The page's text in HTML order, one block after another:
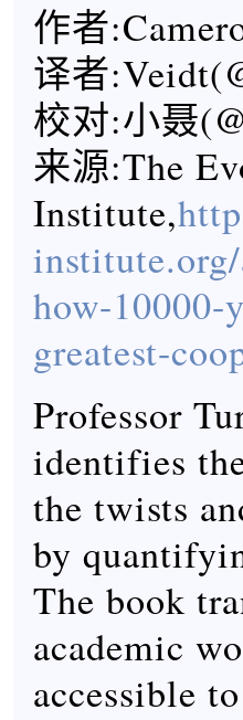
作者
译者
校对:小聂
来源:The
Institute,
how-10000-
greatest-
Professor
identifies
the twists
by
The book
academic
accessible